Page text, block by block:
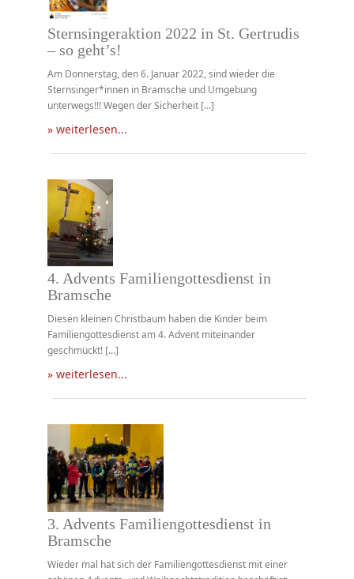
Sternsingeraktion 2022 in St. Gertrudis
– so geht’s!
Am Donnerstag, den 6. Januar 2022, sind wieder die
Sternsinger*innen in Bramsche und Umgebung
unterwegs!!! Wegen der Sicherheit [...]
» weiterlesen...
4. Advents Familiengottesdienst in
Bramsche
Diesen kleinen Christbaum haben die Kinder beim
Familiengottesdienst am 4. Advent miteinander
geschmückt! [...]
» weiterlesen...
3. Advents Familiengottesdienst in
Bramsche
Wieder mal hat sich der Familiengottesdienst mit einer